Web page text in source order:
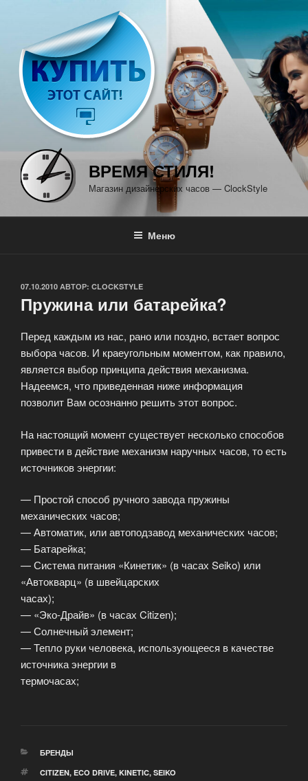
содержимому
ВРЕМЯ СТИЛЯ!
Магазин дизайнерских часов — ClockStyle
Меню
ОПУБЛИКОВАНО
07.10.2010 АВТОР: CLOCKSTYLE
Пружина или батарейка?
Перед каждым из нас, рано или поздно, встает вопрос
выбора часов. И краеугольным моментом, как правило,
является выбор принципа действия механизма.
Надеемся, что приведенная ниже информация
позволит Вам осознанно решить этот вопрос.
На настоящий момент существует несколько способов
привести в действие механизм наручных часов, то есть
источников энергии:
— Простой способ ручного завода пружины
механических часов;
— Автоматик, или автоподзавод механических часов;
— Батарейка;
— Система питания «Кинетик» (в часах Seiko) или
«Автокварц» (в швейцарских
часах);
— «Эко-Драйв» (в часах Citizen);
— Солнечный элемент;
— Тепло руки человека, использующееся в качестве
источника энергии в
термочасах;
РУБРИКИ
БРЕНДЫ
МЕТКИ
CITIZEN, ECO DRIVE, KINETIC, SEIKO